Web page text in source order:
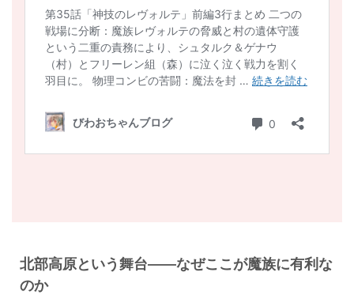
北部高原という舞台――なぜここが魔族に有利な
のか